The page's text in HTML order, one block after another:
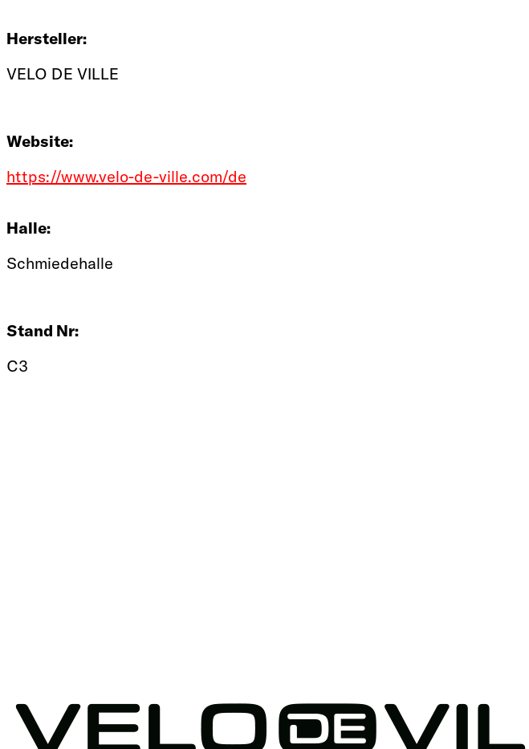
Hersteller:
VELO DE VILLE
Website:
https://www.velo-de-ville.com/de
Halle:
Schmiedehalle
Stand Nr:
C3